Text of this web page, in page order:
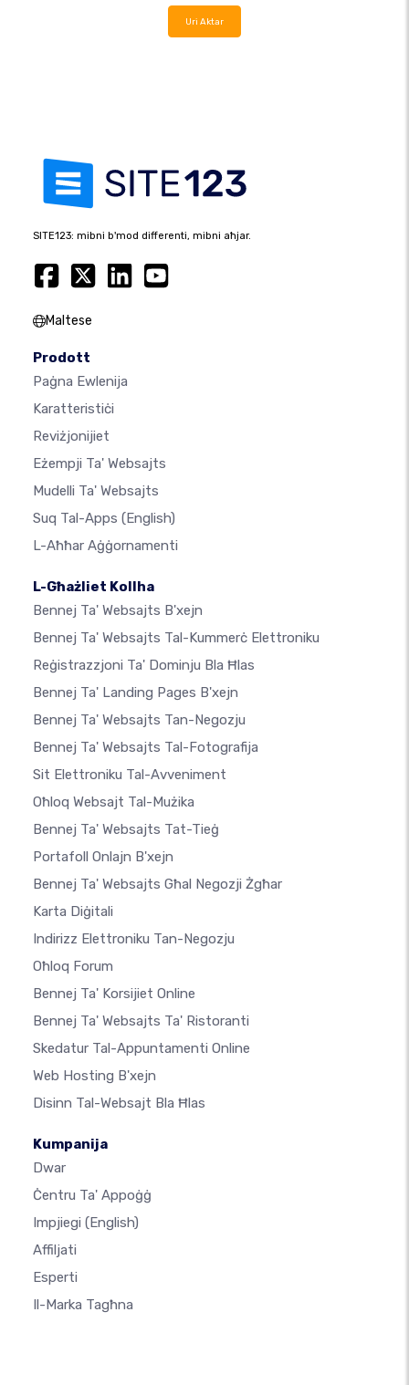
Uri Aktar
SITE123: mibni b'mod differenti, mibni aħjar.
Maltese
Prodott
Paġna Ewlenija
Karatteristiċi
Reviżjonijiet
Eżempji Ta' Websajts
Mudelli Ta' Websajts
Suq Tal-Apps (English)
L-Aħħar Aġġornamenti
L-Għażliet Kollha
Bennej Ta' Websajts B'xejn
Bennej Ta' Websajts Tal-Kummerċ Elettroniku
Reġistrazzjoni Ta' Dominju Bla Ħlas
Bennej Ta' Landing Pages B'xejn
Bennej Ta' Websajts Tan-Negozju
Bennej Ta' Websajts Tal-Fotografija
Sit Elettroniku Tal-Avveniment
Oħloq Websajt Tal-Mużika
Bennej Ta' Websajts Tat-Tieġ
Portafoll Onlajn B'xejn
Bennej Ta' Websajts Għal Negozji Żgħar
Karta Diġitali
Indirizz Elettroniku Tan-Negozju
Oħloq Forum
Bennej Ta' Korsijiet Online
Bennej Ta' Websajts Ta' Ristoranti
Skedatur Tal-Appuntamenti Online
Web Hosting B'xejn
Disinn Tal-Websajt Bla Ħlas
Kumpanija
Dwar
Ċentru Ta' Appoġġ
Impjiegi (English)
Affiljati
Esperti
Il-Marka Tagħna